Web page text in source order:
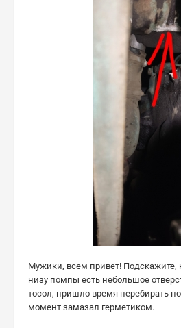
Мужики, всем привет! Подскажите,
низу помпы есть небольшое
тосол, пришло время перебирать
момент замазал герметиком.